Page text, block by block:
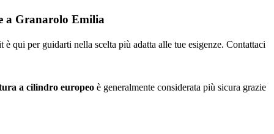
a Granarolo Emilia
qui per guidarti nella scelta più adatta alle tue esigenze. Contattaci
a cilindro europeo è generalmente considerata più sicura grazie